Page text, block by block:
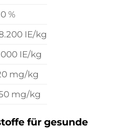
%
IE/kg
IE/kg
mg/kg
mg/kg
für gesunde